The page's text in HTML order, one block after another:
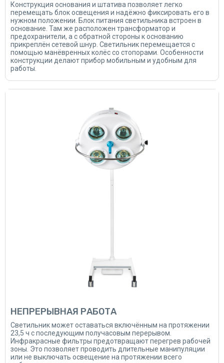
Конструкция основания и штатива позволяет легко
перемещать блок освещения и надёжно фиксировать его в
нужном положении. Блок питания светильника встроен в
основание. Там же расположен трансформатор и
предохранители, а с обратной стороны к основанию
прикреплён сетевой шнур. Светильник перемещается с
помощью манёвренных колёс со стопорами. Особенности
конструкции делают прибор мобильным и удобным для
работы.
НЕПРЕРЫВНАЯ РАБОТА
Светильник может оставаться включённым на протяжении
23,5 ч с последующим получасовым перерывом.
Инфракрасные фильтры предотвращают перегрев рабочей
зоны. Это позволяет проводить длительные манипуляции
или не выключать освещение на протяжении всего